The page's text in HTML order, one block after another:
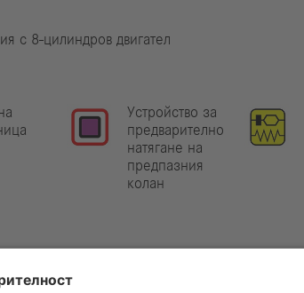
с 8-цилиндров двигател
Устройство за
предварително
натягане на
предпазния
колан
информация можете да